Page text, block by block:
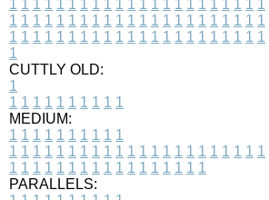
1 1 1 1 1 1 1 1 1 1 1 1 1 1 1 1 1 1 1 1 1 1
1 1 1 1 1 1 1 1 1 1 1 1 1 1 1 1 1 1 1 1 1 1
1 1 1 1 1 1 1 1 1 1 1 1 1 1 1 1 1 1 1 1 1 1
1
CUTTLY OLD:
1
1 1 1 1 1 1 1 1 1 1
MEDIUM:
1 1 1 1 1 1 1 1 1 1
1 1 1 1 1 1 1 1 1 1 1 1 1 1 1 1 1 1 1 1 1 1
1 1 1 1 1 1 1 1 1 1 1 1 1 1 1 1 1
PARALLELS: